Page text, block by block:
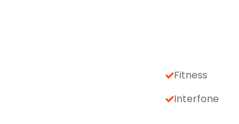
Fitness
Interfone